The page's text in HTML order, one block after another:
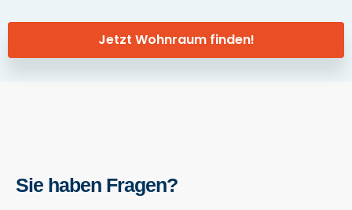
Jetzt Wohnraum finden!
Sie haben Fragen?